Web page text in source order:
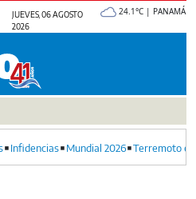
JUEVES, 06 AGOSTO
2026
24.1°C | PANAMÁ
Infidencias Mundial 2026 Terremoto